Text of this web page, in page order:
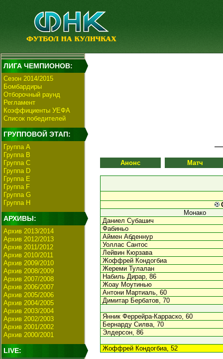
ЛИГА ЧЕМПИОНОВ:
Сезон 2014/2015
Бомбардиры
Отборочный раунд
Регламент
Коэффициенты УЕФА
Список победителей
ГРУППОВОЙ ЭТАП:
Группа А
Группа В
Группа C
Группа D
Группа E
Группа F
Группа G
Группа H
АРХИВЫ:
Архив 2013/2014
Архив 2012/2013
Архив 2011/2012
Архив 2010/2011
Архив 2009/2010
Архив 2008/2009
Архив 2007/2008
Архив 2006/2007
Архив 2005/2006
Архив 2004/2005
Архив 2003/2004
Архив 2002/2003
Архив 2001/2002
Архив 2000/2001
LIVE:
Анонс Матч
Монако
Даниел Субашич
Фабиньо
Аймен Абденнур
Уоллас Сантос
Лейвин Кюрзава
Жоффрей Кондогбиа
Жереми Тулалан
Набиль Дирар, 86
Жоау Моутинью
Антони Мартиаль, 60
Димитар Бербатов, 70
Янник Феррейра-Карраско, 60
Бернарду Силва, 70
Элдерсон, 86
Жоффрей Кондогбиа, 52